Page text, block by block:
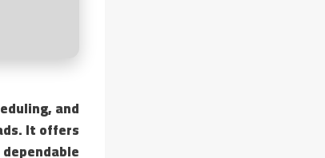
and
It offers